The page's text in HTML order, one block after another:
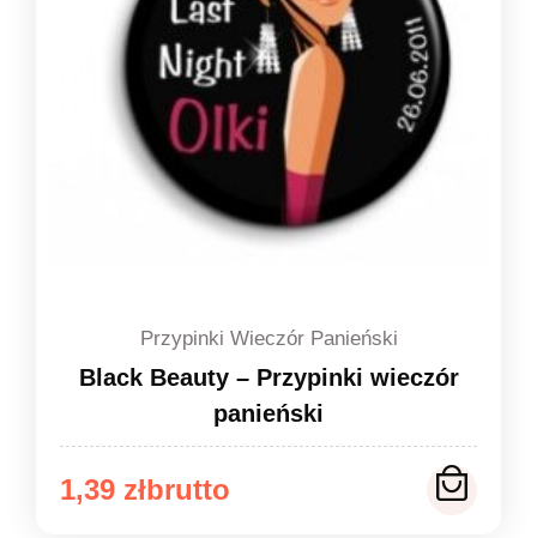
Przypinki Wieczór Panieński
Black Beauty – Przypinki wieczór
panieński
1,39 zł
Zakres